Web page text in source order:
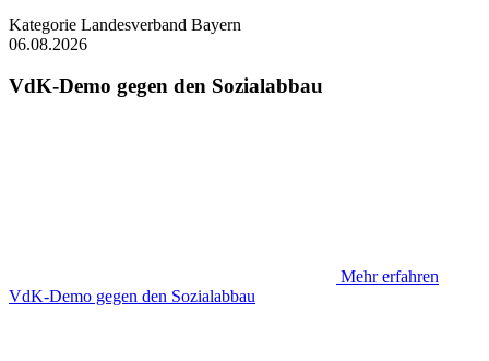
Kategorie Landesverband Bayern
06.08.2026
VdK-Demo gegen den Sozialabbau
Mehr erfahren
VdK-Demo gegen den Sozialabbau